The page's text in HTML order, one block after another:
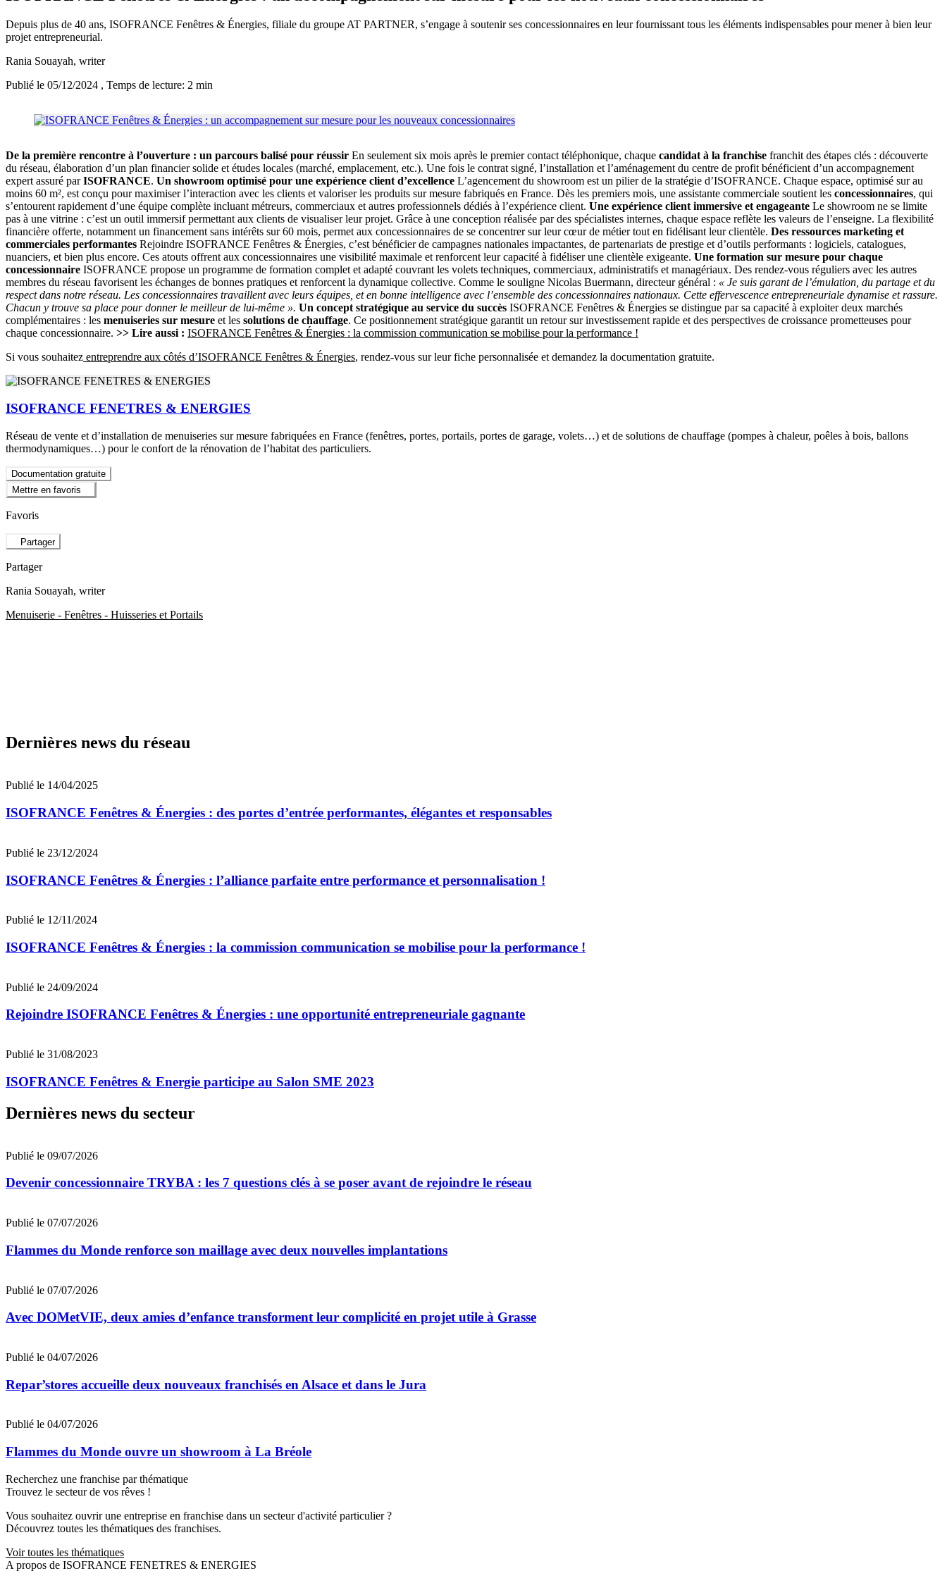
Depuis plus de 40 ans, ISOFRANCE Fenêtres & Énergies, filiale du groupe AT PARTNER, s’engage à soutenir ses concessionnaires en leur fournissant tous les éléments indispensables pour mener à bien leur
projet entrepreneurial.
Rania Souayah, writer
Publié le 05/12/2024 , Temps de lecture: 2 min
De la première rencontre à l’ouverture : un parcours balisé pour réussir En seulement six mois après le premier contact téléphonique, chaque candidat à la franchise franchit des étapes clés : découverte
du réseau, élaboration d’un plan financier solide et études locales (marché, emplacement, etc.). Une fois le contrat signé, l’installation et l’aménagement du centre de profit bénéficient d’un accompagnement
expert assuré parISOFRANCE. Un showroom optimisé pour une expérience client d’excellence L’agencement du showroom est un pilier de la stratégie d’ISOFRANCE. Chaque espace, optimisé sur au
moins 60 m², est conçu pour maximiser l’interaction avec les clients et valoriser les produits sur mesure fabriqués en France. Dès les premiers mois, une assistante commerciale soutient les concessionnaires, qui
s’entourent rapidement d’une équipe complète incluant métreurs, commerciaux et autres professionnels dédiés à l’expérience client. Une expérience client immersive et engageante Le showroom ne se limite
pas à une vitrine : c’est un outil immersif permettant aux clients de visualiser leur projet. Grâce à une conception réalisée par des spécialistes internes, chaque espace reflète les valeurs de l’enseigne. La flexibilité
financière offerte, notamment un financement sans intérêts sur 60 mois, permet aux concessionnaires de se concentrer sur leur cœur de métier tout en fidélisant leur clientèle. Des ressources marketing et
commerciales performantes Rejoindre ISOFRANCE Fenêtres & Énergies, c’est bénéficier de campagnes nationales impactantes, de partenariats de prestige et d’outils performants : logiciels, catalogues,
nuanciers, et bien plus encore. Ces atouts offrent aux concessionnaires une visibilité maximale et renforcent leur capacité à fidéliser une clientèle exigeante. Une formation sur mesure pour chaque
concessionnaire ISOFRANCE propose un programme de formation complet et adapté couvrant les volets techniques, commerciaux, administratifs et managériaux. Des rendez-vous réguliers avec les autres
membres du réseau favorisent les échanges de bonnes pratiques et renforcent la dynamique collective. Comme le souligne Nicolas Buermann, directeur général : « Je suis garant de l’émulation, du partage et du
respect dans notre réseau. Les concessionnaires travaillent avec leurs équipes, et en bonne intelligence avec l’ensemble des concessionnaires nationaux. Cette effervescence entrepreneuriale dynamise et rassure.
Chacun y trouve sa place pour donner le meilleur de lui-même ». Un concept stratégique au service du succès ISOFRANCE Fenêtres & Énergies se distingue par sa capacité à exploiter deux marchés
complémentaires : les menuiseries sur mesure et les solutions de chauffage. Ce positionnement stratégique garantit un retour sur investissement rapide et des perspectives de croissance prometteuses pour
chaque concessionnaire. >> Lire aussi : ISOFRANCE Fenêtres & Énergies : la commission communication se mobilise pour la performance !
Si vous souhaitez entreprendre aux côtés d’ISOFRANCE Fenêtres & Énergies, rendez-vous sur leur fiche personnalisée et demandez la documentation gratuite.
ISOFRANCE FENETRES & ENERGIES
Réseau de vente et d’installation de menuiseries sur mesure fabriquées en France (fenêtres, portes, portails, portes de garage, volets…) et de solutions de chauffage (pompes à chaleur, poêles à bois, ballons
thermodynamiques…) pour le confort de la rénovation de l’habitat des particuliers.
Documentation gratuite
Mettre en favoris
Favoris
Partager
Partager
Rania Souayah, writer
Menuiserie - Fenêtres - Huisseries et Portails
Dernières news du réseau
Publié le 14/04/2025
ISOFRANCE Fenêtres & Énergies : des portes d’entrée performantes, élégantes et responsables
Publié le 23/12/2024
ISOFRANCE Fenêtres & Énergies : l’alliance parfaite entre performance et personnalisation !
Publié le 12/11/2024
ISOFRANCE Fenêtres & Énergies : la commission communication se mobilise pour la performance !
Publié le 24/09/2024
Rejoindre ISOFRANCE Fenêtres & Énergies : une opportunité entrepreneuriale gagnante
Publié le 31/08/2023
ISOFRANCE Fenêtres & Energie participe au Salon SME 2023
Dernières news du secteur
Publié le 09/07/2026
Devenir concessionnaire TRYBA : les 7 questions clés à se poser avant de rejoindre le réseau
Publié le 07/07/2026
Flammes du Monde renforce son maillage avec deux nouvelles implantations
Publié le 07/07/2026
Avec DOMetVIE, deux amies d’enfance transforment leur complicité en projet utile à Grasse
Publié le 04/07/2026
Repar’stores accueille deux nouveaux franchisés en Alsace et dans le Jura
Publié le 04/07/2026
Flammes du Monde ouvre un showroom à La Bréole
Recherchez une franchise par thématique
Trouvez le secteur de vos rêves !
Vous souhaitez ouvrir une entreprise en franchise dans un secteur d'activité particulier ?
Découvrez toutes les thématiques des franchises.
Voir toutes les thématiques
A propos de ISOFRANCE FENETRES & ENERGIES